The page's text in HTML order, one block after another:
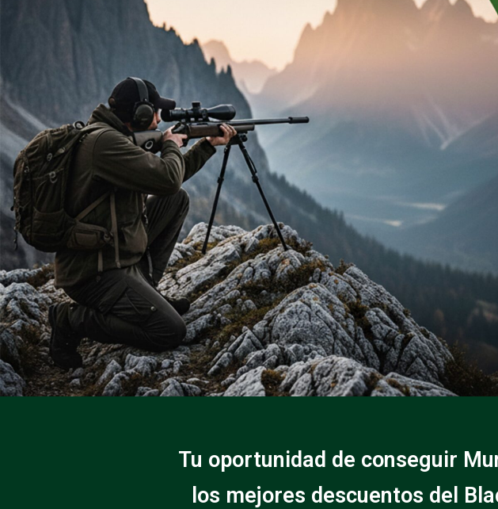
Tu oportunidad de conseguir
los mejores descuentos del